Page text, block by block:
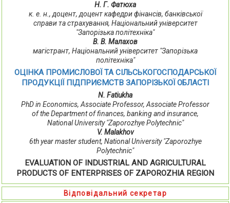
Н. Г. Фатюха
к. е. н., доцент, доцент кафедри фінансів, банківської
справи та страхування, Національний університет
"Запорізька політехніка"
В. В. Малахов
магістрант, Національний університет "Запорізька
політехніка"
ОЦІНКА ПРОМИСЛОВОЇ ТА СІЛЬСЬКОГОСПОДАРСЬКОЇ
ПРОДУКЦІЇ ПІДПРИЄМСТВ ЗАПОРІЗЬКОЇ ОБЛАСТІ
N. Fatіukha
PhD in Economics, Associate Professor, Associate Professor
of the Department of finances, banking and insurance,
National University "Zaporozhye Polytechnic"
V. Malakhov
6th year master student, National University "Zaporozhye
Polytechnic"
EVALUATION OF INDUSTRIAL AND AGRICULTURAL
PRODUCTS OF ENTERPRISES OF ZAPOROZHІА REGION
Відповідальний секретар